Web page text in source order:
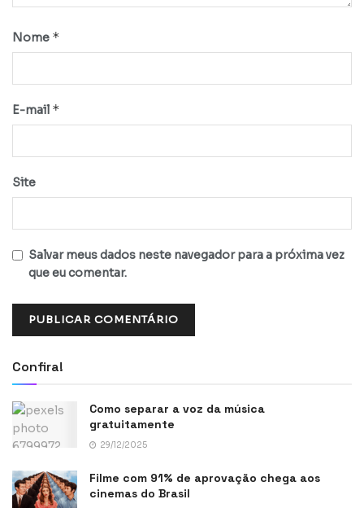
Nome *
E-mail *
Site
Salvar meus dados neste navegador para a próxima vez
que eu comentar.
Confira!
Como separar a voz da música
gratuitamente
29/12/2025
Filme com 91% de aprovação chega aos
cinemas do Brasil